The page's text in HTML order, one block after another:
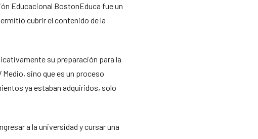
Educacional BostonEduca fue un
cubrir el contenido de la
su preparación para la
sino que es un proceso
ya estaban adquiridos, solo
a la universidad y cursar una